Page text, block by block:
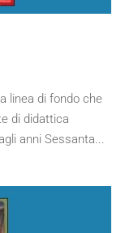
linea di fondo che
di didattica
anni Sessanta...